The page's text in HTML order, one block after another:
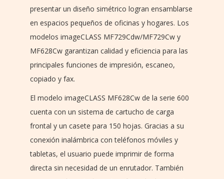
presentar un diseño simétrico logran ensamblarse
en espacios pequeños de oficinas y hogares. Los
modelos imageCLASS MF729Cdw/MF729Cw y
MF628Cw garantizan calidad y eficiencia para las
principales funciones de impresión, escaneo,
copiado y fax.
El modelo imageCLASS MF628Cw de la serie 600
cuenta con un sistema de cartucho de carga
frontal y un casete para 150 hojas. Gracias a su
conexión inalámbrica con teléfonos móviles y
tabletas, el usuario puede imprimir de forma
directa sin necesidad de un enrutador. También